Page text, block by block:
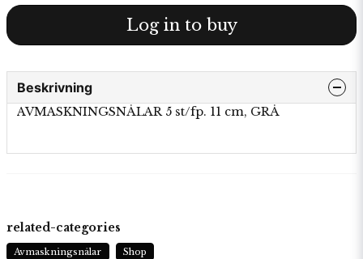
Log in to buy
Beskrivning
AVMASKNINGSNÅLAR 5 st/fp. 11 cm, GRÅ
related-categories
Avmaskningsnålar Shop